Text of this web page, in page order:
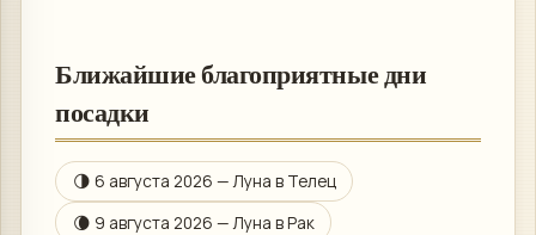
Ближайшие благоприятные дни
посадки
🌗 6 августа 2026 — Луна в Телец
🌘 9 августа 2026 — Луна вРак